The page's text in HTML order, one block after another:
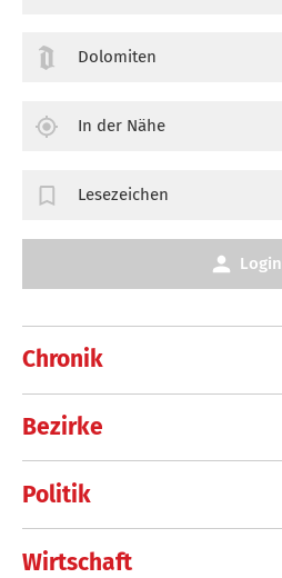
Chronik
Bezirke
Politik
Wirtschaft
Dolomiten
In der Nähe
Lesezeichen
Login